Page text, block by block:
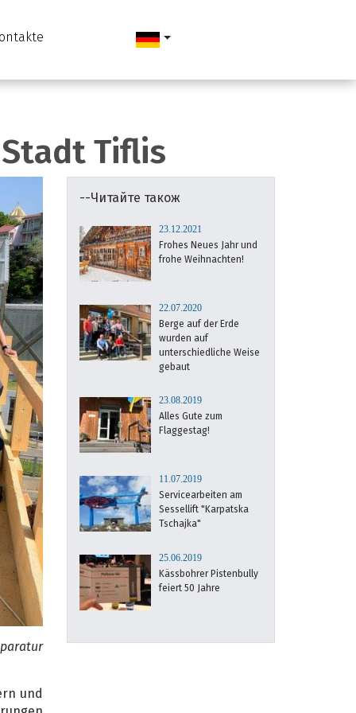
Tiflis
und
--Читайте також
23.12.2021
Frohes Neues Jahr und
frohe Weihnachten!
22.07.2020
Berge auf der Erde
wurden auf
unterschiedliche Weise
gebaut
23.08.2019
Alles Gute zum
Flaggestag!
11.07.2019
Servicearbeiten am
Sessellift "Karpatska
Tschajka"
25.06.2019
Kässbohrer Pistenbully
feiert 50 Jahre